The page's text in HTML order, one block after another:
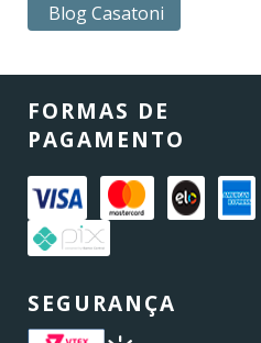
Blog Casatoni
FORMAS DE
PAGAMENTO
SEGURANÇA